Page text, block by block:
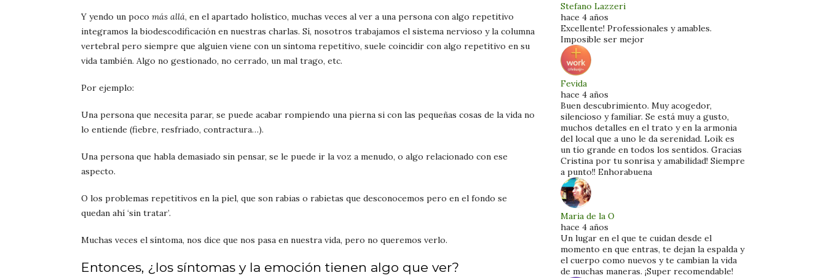
Y yendo un poco más allá, en el apartado holístico, muchas veces al ver a una persona con algo repetitivo
integramos la biodescodificación en nuestras charlas. Sí, nosotros trabajamos el sistema nervioso y la columna
vertebral pero siempre que alguien viene con un síntoma repetitivo, suele coincidir con algo repetitivo en su
vida también. Algo no gestionado, no cerrado, un mal trago, etc.
Por ejemplo:
Una persona que necesita parar, se puede acabar rompiendo una pierna si con las pequeñas cosas de la vida no
lo entiende (fiebre, resfriado, contractura…).
Una persona que habla demasiado sin pensar, se le puede ir la voz a menudo, o algo relacionado con ese
aspecto.
O los problemas repetitivos en la piel, que son rabias o rabietas que desconocemos pero en el fondo se
quedan ahí ‘sin tratar’.
Muchas veces el síntoma, nos dice que nos pasa en nuestra vida, pero no queremos verlo.
Entonces, ¿los síntomas y la emoción tienen algo que ver?
Stefano Lazzeri
hace 4 años
Excellente! Professionales y amables.
Imposible ser mejor
Fevida
hace 4 años
Buen descubrimiento. Muy acogedor,
silencioso y familiar. Se está muy a gusto,
muchos detalles en el trato y en la armonia
del local que a uno le da serenidad. Loik es
un tío grande en todos los sentidos. Gracias
Cristina por tu sonrisa y amabilidad! Siempre
a punto!! Enhorabuena
Maria de la O
hace 4 años
Un lugar en el que te cuidan desde el
momento en que entras, te dejan la espalda y
el cuerpo como nuevos y te cambian la vida
de muchas maneras. ¡Super recomendable!